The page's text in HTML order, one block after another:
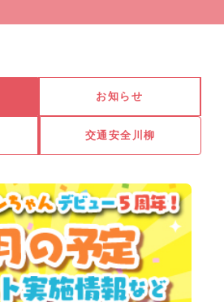
お知らせ
交通安全川柳